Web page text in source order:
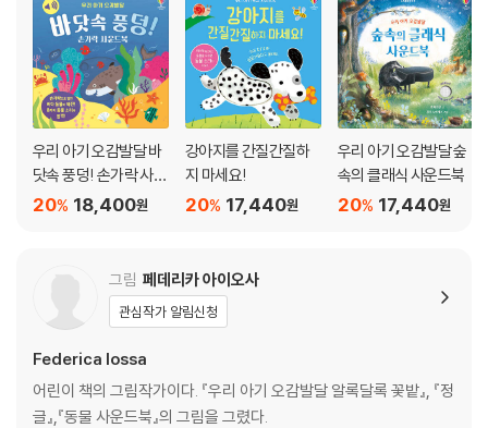
우리 아기 오감발달 바
닷속 풍덩! 손가락 사운
드북
18,400원
20%
강아지를 간질간질하
지 마세요!
17,440원
20%
우리 아기 오감발달 숲
속의 클래식 사운드북
17,440원
20%
그림 페데리카 아이오사
관심작가 알림신청
Federica Iossa
어린이 책의 그림작가이다. 『우리 아기 오감발달 알록달록 꽃밭』, 『정
글』,『동물 사운드북』의 그림을 그렸다.